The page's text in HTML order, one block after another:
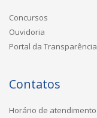
Concursos
Ouvidoria
Portal da Transparência
Contatos
Horário de atendimento